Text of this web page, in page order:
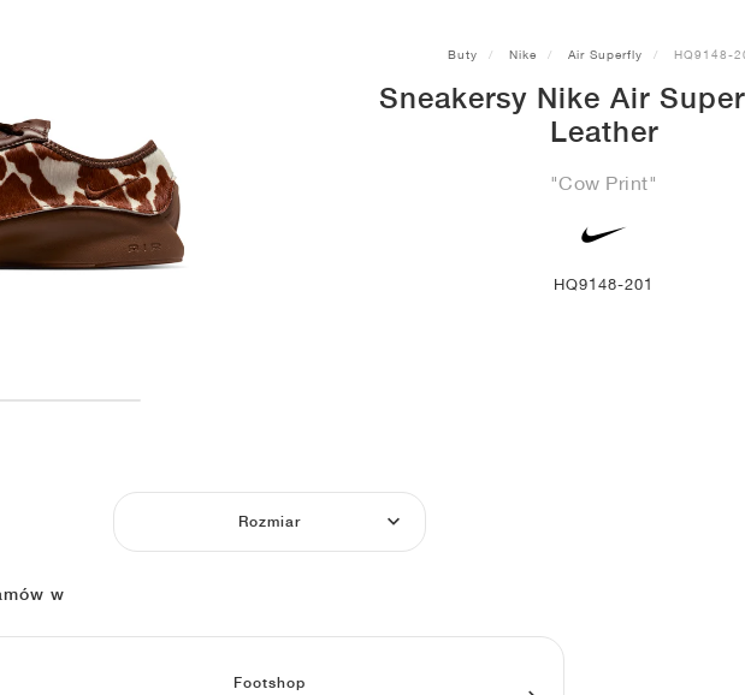
Buty Nike Air Superfly HQ9148-
Sneakersy Nike Air
Leather
"Cow Print"
HQ9148-201
Rozmiar
w
Footshop